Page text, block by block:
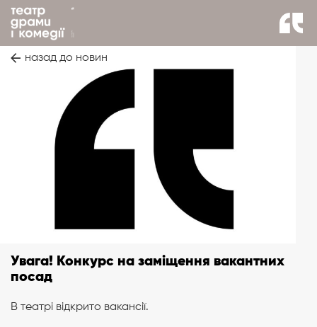
назад до новин
Увага! Конкурс на заміщення вакантних
посад
В театрі відкрито вакансії.